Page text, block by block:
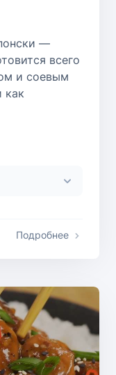
—
всего
и соевым
как
Подробнее